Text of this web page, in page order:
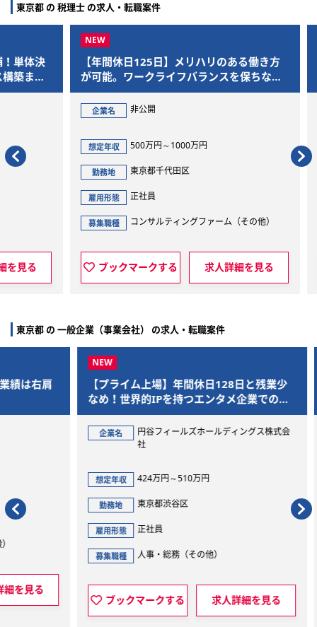
東京都 の 税理士 の求人・転職案件
決
で
【年間休日125日】メリハリのある働き方
が可能。ワークライフバランスを保ちなが
ら、M&Aを通じた社会的意義の大きいプロ
ジェクトに参画できます
非公開
想定年収 500万円～1000万円
東京都千代田区
雇用形態 正社員
募集職種 コンサルティングファーム（その他）
ブックマークする 求人詳細を見る
であ
想定
東京都 の 一般企業（事業会社） の求人・転職案件
肩
【プライム上場】年間休日128日と残業少
なめ！世界的IPを持つエンタメ企業での給
与労務担当
円谷フィールズホールディングス株式会
424万円～510万円
東京都渋谷区
正社員
人事・総務（その他）
ブックマークする 求人詳細を見る
部門
雇用